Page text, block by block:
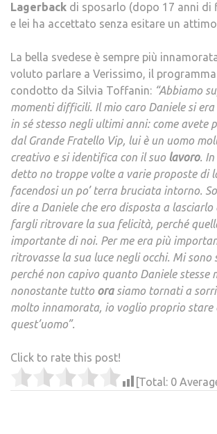
Lagerback di sposarlo (dopo 17 anni di
e lei ha accettato senza esitare un
La bella svedese è sempre più
voluto parlare a Verissimo, il
condotto da Silvia Toffanin: “Abbiamo
momenti difficili. Il mio caro Daniele si
in sé stesso negli ultimi anni: come avete
dal Grande Fratello Vip, lui è un uomo
creativo e si identifica con il suo lavoro. In
detto no troppe volte a varie proposte di
facendosi un po’ terra bruciata intorno.
dire a Daniele che ero disposta a lasciarlo
fargli ritrovare la sua felicità, perché
importante di noi. Per me era più
ritrovasse la sua luce negli occhi. Mi sono
perché non capivo quanto Daniele stesse
nonostante tutto orasiamo tornati a
molto innamorata, io voglio proprio stare
quest’uomo”.
Click to rate this post!
[Total: 0